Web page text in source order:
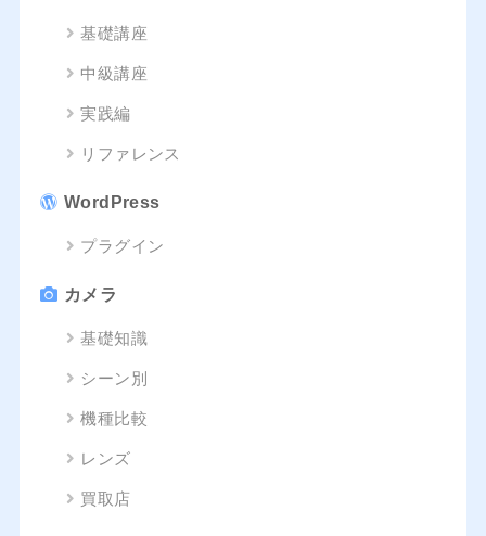
基礎講座
中級講座
実践編
リファレンス
WordPress
プラグイン
カメラ
基礎知識
シーン別
機種比較
レンズ
買取店